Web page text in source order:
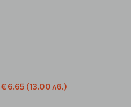
€ 6.65 (13.00 лв.)